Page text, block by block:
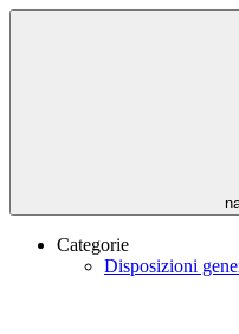
Categorie
Disposizioni